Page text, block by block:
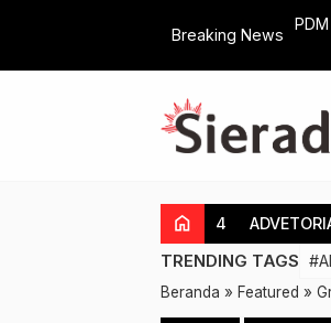
Breaking News
Tabligh Muhammadiyah Se-Solo Raya
home 4
TRENDING TAGS
Beranda » Featured »